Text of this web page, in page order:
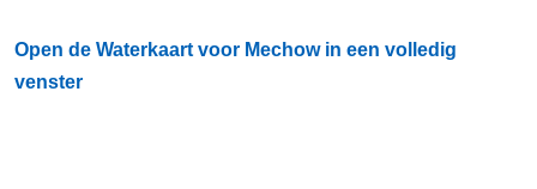
Open de Waterkaart voor Mechow in een volledig
venster